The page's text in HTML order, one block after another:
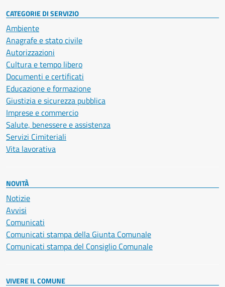
CATEGORIE DI SERVIZIO
Ambiente
Anagrafe e stato civile
Autorizzazioni
Cultura e tempo libero
Documenti e certificati
Educazione e formazione
Giustizia e sicurezza pubblica
Imprese e commercio
Salute, benessere e assistenza
Servizi Cimiteriali
Vita lavorativa
NOVITÀ
Notizie
Avvisi
Comunicati
Comunicati stampa della Giunta Comunale
Comunicati stampa del Consiglio Comunale
VIVERE IL COMUNE